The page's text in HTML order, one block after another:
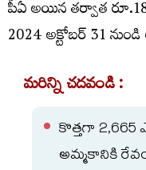
పీఏ అయిన తర్వాత
2024 అక్టోబర్ 31
మరిన్ని చదవండి :
కొత్తగా 2,665
అమ్మకానికి